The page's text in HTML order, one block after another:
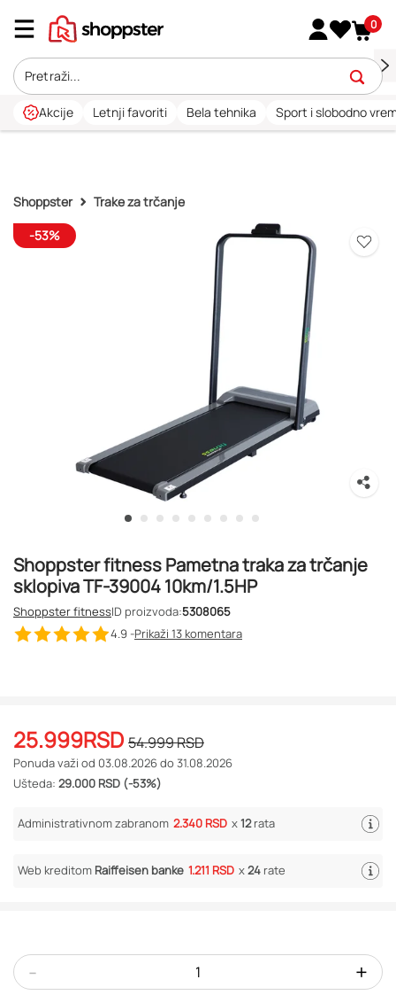
0
Akcije Letnji favoriti Bela tehnika Sport i slobodno
Shoppster
Trake za trčanje
-53%
Shoppster fitness Pametna traka za trčanje
sklopiva TF-39004 10km/1.5HP
Shoppster fitnessID proizvoda:5308065
4.9 -Prikaži 13 komentara
25.999RSD 54.999RSD
Ponuda važi od 03.08.2026 do 31.08.2026
Ušteda: 29.000 RSD (-53%)
Administrativnom zabranom 2.340 RSD x12rata
Web kreditom Raiffeisen banke 1.211 RSD x24 rate
- +